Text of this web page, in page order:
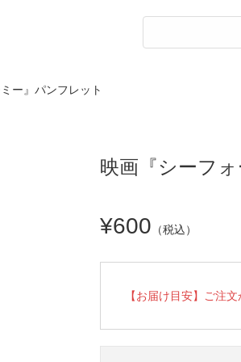
ー』パンフレット
映画『シーフ
¥600 （税込）
【お届け目安】ご注